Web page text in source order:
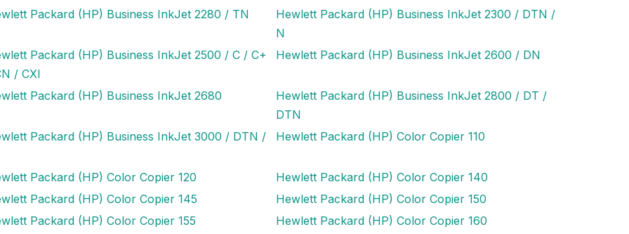
Packard (HP) Business InkJet 2280 / TN
Hewlett Packard (HP) Business InkJet 2300 / DTN /
N
Packard (HP) Business InkJet 2500 / C / C+
/ CXI
Hewlett Packard (HP) Business InkJet 2600 / DN
Packard (HP) Business InkJet 2680
Hewlett Packard (HP) Business InkJet 2800 / DT /
DTN
Packard (HP) Business InkJet 3000 / DTN /
Hewlett Packard (HP) Color Copier 110
Packard (HP) Color Copier 120
Hewlett Packard (HP) Color Copier 140
Packard (HP) Color Copier 145
Hewlett Packard (HP) Color Copier 150
Packard (HP) Color Copier 155
Hewlett Packard (HP) Color Copier 160